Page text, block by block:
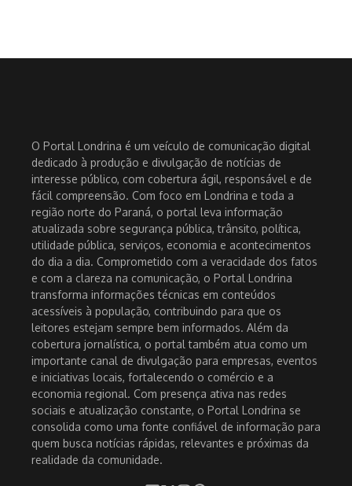
O Portal Londrina é um veículo de comunicação digital
dedicado à produção e divulgação de notícias de
interesse público, com cobertura ágil, responsável e de
fácil compreensão. Com foco em Londrina e toda a
região norte do Paraná, o portal leva informação
atualizada sobre segurança pública, trânsito, política,
utilidade pública, serviços, economia e acontecimentos
do dia a dia. Comprometido com a veracidade dos fatos
e com a clareza na comunicação, o Portal Londrina
transforma informações técnicas em conteúdos
acessíveis à população, contribuindo para que os
leitores estejam sempre bem informados. Além da
cobertura jornalística, o portal também atua como um
importante canal de divulgação para empresas, eventos
e iniciativas locais, fortalecendo o comércio e a
economia regional. Com presença ativa nas redes
sociais e atualização constante, o Portal Londrina se
consolida como uma fonte confiável de informação para
quem busca notícias rápidas, relevantes e próximas da
realidade da comunidade.